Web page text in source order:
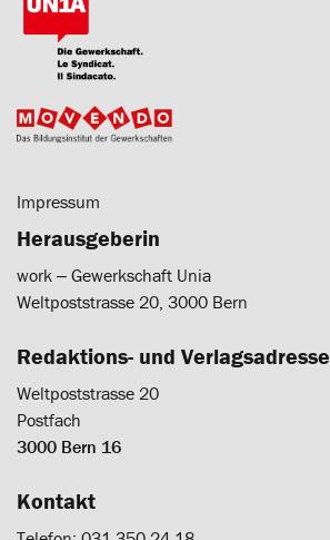
Impressum
Herausgeberin
work ‒ Gewerkschaft Unia
Weltpoststrasse 20, 3000 Bern
Redaktions- und Verlagsadresse
Weltpoststrasse 20
Postfach
3000 Bern 16
Kontakt